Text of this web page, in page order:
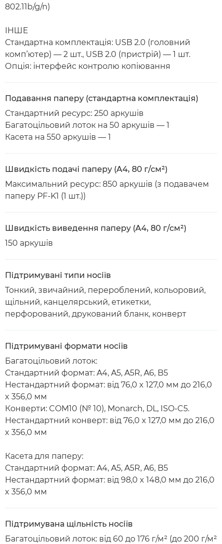
802.11b/g/n)
ІНШЕ
Стандартна комплектація: USB 2.0 (головний
комп’ютер) — 2 шт., USB 2.0 (пристрій) — 1 шт.
Опція: інтерфейс контролю копіювання
Подавання паперу (стандартна комплектація)
Стандартний ресурс: 250 аркушів
Багатоцільовий лоток на 50 аркушів — 1
Касета на 550 аркушів — 1
Швидкість подачі паперу (A4, 80 г/см²)
Максимальний ресурс: 850 аркушів (з подавачем
паперу PF-K1 (1 шт.))
Швидкість виведення паперу (A4, 80 г/см²)
150 аркушів
Підтримувані типи носіїв
Тонкий, звичайний, перероблений, кольоровий,
щільний, канцелярський, етикетки,
перфорований, друкований бланк, конверт
Підтримувані формати носіїв
Багатоцільовий лоток:
Стандартний формат: A4, A5, A5R, A6, B5
Нестандартний формат: від 76,0 x 127,0 мм до 216,0
x 356,0 мм
Конверти: COM10 (№ 10), Monarch, DL, ISO-C5.
Нестандартний конверт: від 76,0 x 127,0 мм до 216,0
x 356,0 мм
Касета для паперу:
Стандартний формат: A4, A5, A5R, A6, B5
Нестандартний формат: від 98,0 x 148,0 мм до 216,0
x 356,0 мм
Підтримувана щільність носіїв
Багатоцільовий лоток: від 60 до 176 г/м² (до 200 г/м²